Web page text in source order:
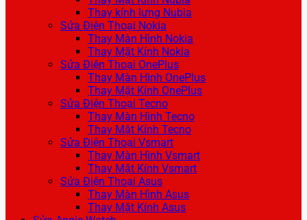
Thay kính lưng Nubia
Sửa Điện Thoại Nokia
Thay Màn Hình Nokia
Thay Mặt Kính Nokia
Sửa Điện Thoại OnePlus
Thay Màn Hình OnePlus
Thay Mặt Kính OnePlus
Sửa Điện Thoại Tecno
Thay Màn Hình Tecno
Thay Mặt Kính Tecno
Sửa Điện Thoại Vsmart
Thay Màn Hình Vsmart
Thay Mặt Kính Vsmart
Sửa Điện Thoại Asus
Thay Màn Hình Asus
Thay Mặt Kính Asus